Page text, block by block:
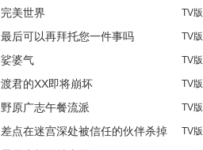
完美世界 TV版
最后可以再拜托您一件事吗 TV版
娑婆气 TV版
渡君的XX即将崩坏 TV版
野原广志午餐流派 TV版
差点在迷宫深处被信任的伙伴杀掉 TV版